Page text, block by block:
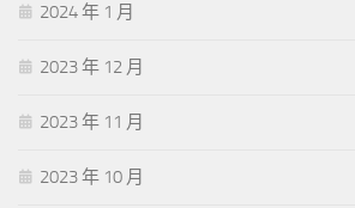
2024 年 1 月
2023 年 12 月
2023 年 11 月
2023 年 10 月